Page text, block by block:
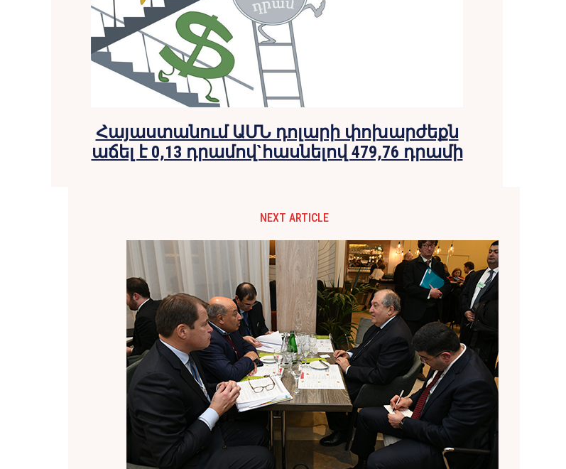
Հայաստանում ԱՄՆ դոլարի փոխարժեքն
աճել է 0,13 դրամով`հասնելով 479,76 դրամի
NEXT ARTICLE